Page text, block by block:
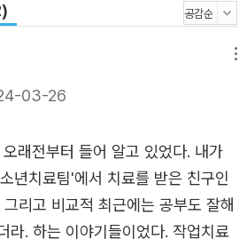
단밖에 없는 수련관에 도착했을 때,
애인 화장실을 보았을 때, 늘 북적이
볼 때, 빠르게 출발해 버리는 버스
를 탄 내 친구와 함께하기 위해서는
고민해 봐. 당연했던 세상이 전혀 당
딘가는 얼른 바뀌어야 할 거고, 어
지. 눈치채는 순간부터 세상은 바
을 하나 바꾸는 것부터, 수업의 방
지어 누군가와 친구가 되는 것 하나
03-26
래전부터 들어 알고 있었다. 내가
년치료팀'에서 치료를 받은 친구인
리고 비교적 최근에는 공부도 잘해
라. 하는 이야기들이었다. 작업치료